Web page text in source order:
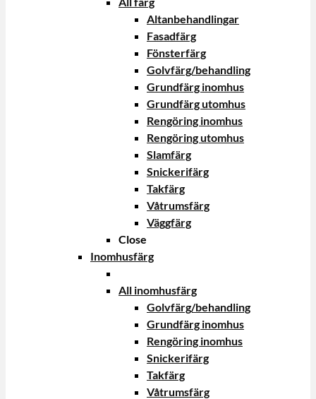
Altanbehandlingar
Fasadfärg
Fönsterfärg
Golvfärg/behandling
Grundfärg inomhus
Grundfärg utomhus
Rengöring inomhus
Rengöring utomhus
Slamfärg
Snickerifärg
Takfärg
Våtrumsfärg
Väggfärg
Close
Inomhusfärg
All inomhusfärg
Golvfärg/behandling
Grundfärg inomhus
Rengöring inomhus
Snickerifärg
Takfärg
Våtrumsfärg